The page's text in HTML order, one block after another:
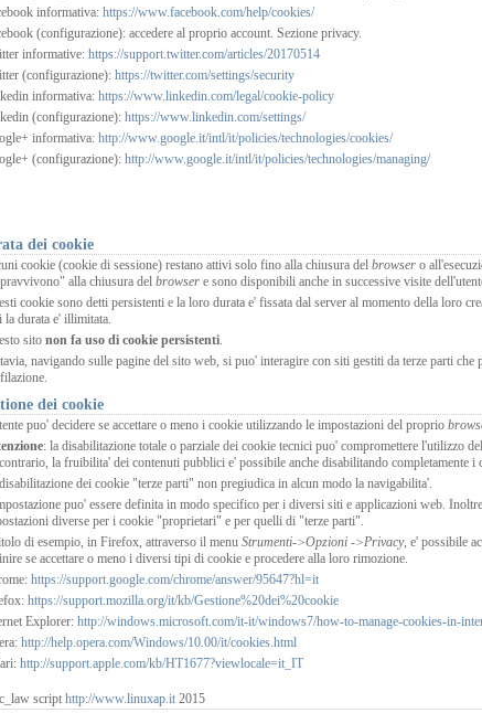
informativa: https://www.facebook.com/help/cookies/
(configurazione): accedere al proprio account. Sezione privacy.
informative: https://support.twitter.com/articles/20170514
(configurazione): https://twitter.com/settings/security
informativa: https://www.linkedin.com/legal/cookie-policy
(configurazione): https://www.linkedin.com/settings/
informativa: http://www.google.it/intl/it/policies/technologies/cookies/
(configurazione): http://www.google.it/intl/it/policies/technologies/managing/
dei cookie
cookie (cookie di sessione) restano attivi solo fino alla chiusura del browser o
alla chiusura del browser e sono disponibili anche in successive visite
cookie sono detti persistenti e la loro durata e' fissata dal server al momento della loro
la durata e' illimitata.
sito non fa uso di cookie persistenti.
navigando sulle pagine del sito web, si puo' interagire con siti gestiti da terze parti
dei cookie
puo' decidere se accettare o meno i cookie utilizzando le impostazioni del proprio
: la disabilitazione totale o parziale dei cookie tecnici puo' compromettere l'utilizzo
la fruibilita' dei contenuti pubblici e' possibile anche disabilitando completamente i
dei cookie "terze parti" non pregiudica in alcun modo la navigabilita'.
puo' essere definita in modo specifico per i diversi siti e applicazioni web.
diverse per i cookie "proprietari" e per quelli di "terze parti".
di esempio, in Firefox, attraverso il menu Strumenti->Opzioni ->Privacy, e' possibile
se accettare o meno i diversi tipi di cookie e procedere alla loro rimozione.
https://support.google.com/chrome/answer/95647?hl=it
https://support.mozilla.org/it/kb/Gestione%20dei%20cookie
Explorer: http://windows.microsoft.com/it-it/windows7/how-to-manage-cookies-in-
http://help.opera.com/Windows/10.00/it/cookies.html
http://support.apple.com/kb/HT1677?viewlocale=it_IT
script http://www.linuxap.it 2015